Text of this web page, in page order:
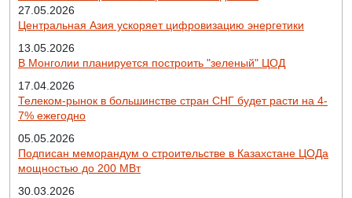
27.05.2026
Центральная Азия ускоряет цифровизацию энергетики
13.05.2026
В Монголии планируется построить "зеленый" ЦОД
17.04.2026
Телеком-рынок в большинстве стран СНГ будет расти на 4-
7% ежегодно
05.05.2026
Подписан меморандум о строительстве в Казахстане ЦОДа
мощностью до 200 МВт
30.03.2026